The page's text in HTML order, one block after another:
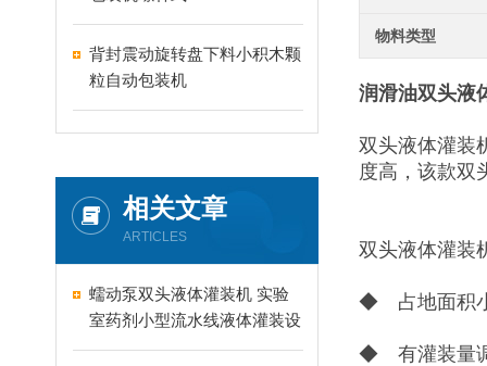
背封震动旋转盘下料小积木颗
粒自动包装机
相关文章
ARTICLES
蠕动泵双头液体灌装机 实验
室药剂小型流水线液体灌装设
备
物料类型
润滑油双头液
双头液体灌装
度高，该款双
双头液体灌装
◆ 占地面积小
◆ 有灌装量调